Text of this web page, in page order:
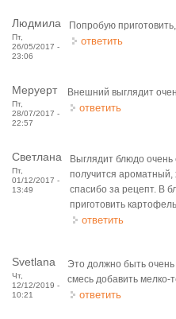
Людмила
Пт,
26/05/2017 -
23:06
Попробую
ответить
Меруерт
Пт,
28/07/2017 -
22:57
Внешний выглядит
ответить
Светлана
Пт,
01/12/2017 -
13:49
Выглядит блюдо очень
получится
спасибо за рецепт. В
приготовить
ответить
Svetlana
Чт,
12/12/2019 -
10:21
Это должно быть
смесь добавить
ответить